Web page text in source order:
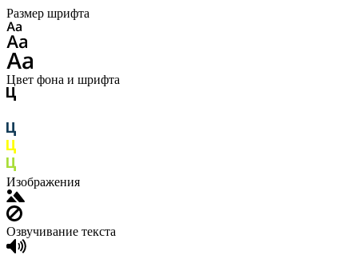
Размер шрифта
Цвет фона и шрифта
Изображения
Озвучивание текста